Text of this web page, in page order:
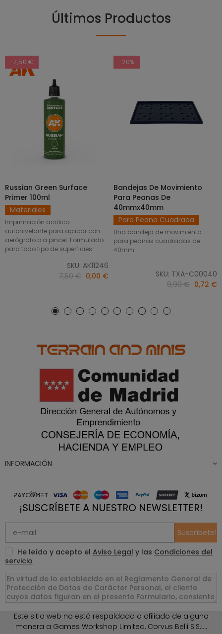
Últimos Productos
-7,50 €
AÑADIR AL CARRITO
Russian Green Surface
Primer 100ml
Materiales
Imprimación acrílica
autonivelante para aplicar con
aerógrafo o a pincel. Formulado
para todo tipo de superficies.
SKU: AK11246
7,50 € 0,00 €
-20%
SELECCIONAR OPCIONES
Bandejas De Movimiento
Para Peanas De
40mmx40mm
Para Peana Cuadrada
Una bandeja de movimiento
para peanas cuadradas de
40mm.
SKU: TXA-C00040
0,90 € 0,72 €
INFORMACIÓN
¡SUSCRÍBETE A NUESTRO NEWSLETTER!
Suscríbete!
He leído y acepto el Aviso Legal y las Condiciones del
servicio
Este sitio web no está respaldado o afiliado de alguna
manera a Games Workshop Limited, Corvus Belli S.S.L.,